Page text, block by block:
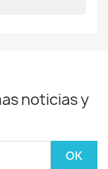
noticias y